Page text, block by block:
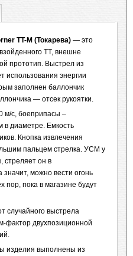
TT-M (Токарева) — это
ТТ, внешне
прототип. Выстрел из
использования энергии
заполнен баллончик
— отсек рукоятки.
м/с, боеприпасы –
диаметре. Емкость
Кнопка извлечения
пальцем стрелка. УСМ у
стреляет он в
можно вести огонь
пор, пока в магазине будут
случайного выстрела
фактор двухпозиционной
изделия выполнены из